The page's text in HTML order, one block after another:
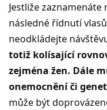
Jestliže
následné řídnutí
neodkládejte
totiž kolísající
zejména žen. Dále
onemocnění či
může být